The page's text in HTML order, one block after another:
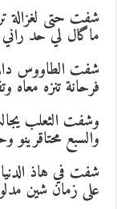
شفت حتى لغزالة
ماگال لي حد
شفت الطاووس
فرحانة تنزه معاه
وشفت الثعلب
والسبع محتاقرينو
شفت في هاذ
على زمان شين